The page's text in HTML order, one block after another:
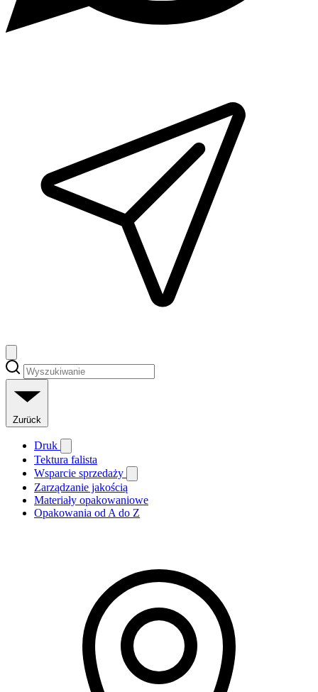
Zurück
Druk
Tektura falista
Wsparcie sprzedaży
Zarządzanie jakością
Materiały opakowaniowe
Opakowania od A do Z